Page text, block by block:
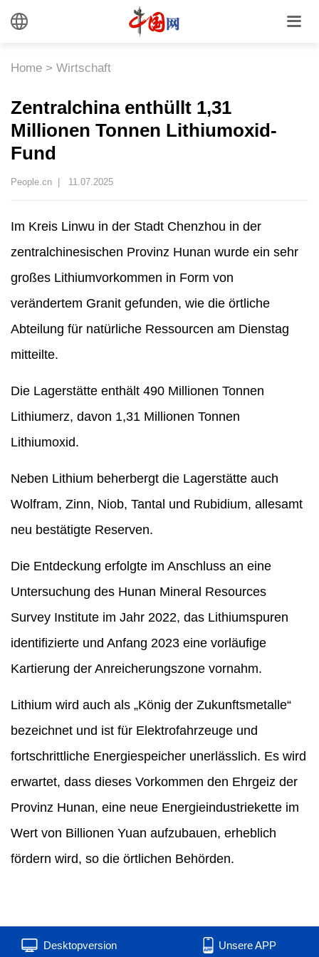
Home > Wirtschaft
Zentralchina enthüllt 1,31
Millionen Tonnen Lithiumoxid-
Fund
People.cn | 11.07.2025
Im Kreis Linwu in der Stadt Chenzhou in der
zentralchinesischen Provinz Hunan wurde ein sehr
großes Lithiumvorkommen in Form von
verändertem Granit gefunden, wie die örtliche
Abteilung für natürliche Ressourcen am Dienstag
mitteilte.
Die Lagerstätte enthält 490 Millionen Tonnen
Lithiumerz, davon 1,31 Millionen Tonnen
Lithiumoxid.
Neben Lithium beherbergt die Lagerstätte auch
Wolfram, Zinn, Niob, Tantal und Rubidium, allesamt
neu bestätigte Reserven.
Die Entdeckung erfolgte im Anschluss an eine
Untersuchung des Hunan Mineral Resources
Survey Institute im Jahr 2022, das Lithiumspuren
identifizierte und Anfang 2023 eine vorläufige
Kartierung der Anreicherungszone vornahm.
Lithium wird auch als „König der Zukunftsmetalle“
bezeichnet und ist für Elektrofahrzeuge und
fortschrittliche Energiespeicher unerlässlich. Es wird
erwartet, dass dieses Vorkommen den Ehrgeiz der
Provinz Hunan, eine neue Energieindustriekette im
Wert von Billionen Yuan aufzubauen, erheblich
fördern wird, so die örtlichen Behörden.
Desktopversion Unsere APP